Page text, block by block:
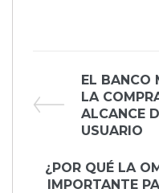
de
entradas
Previous
Post
EL BANCO
LA
ALCANCE
USUARIO
Next
Post
¿POR QUÉ LA
IMPORTANTE